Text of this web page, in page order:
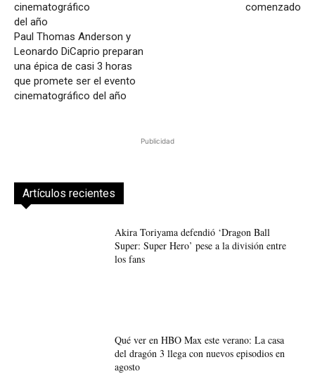
Paul Thomas Anderson y
Leonardo DiCaprio preparan
una épica de casi 3 horas
que promete ser el evento
cinematográfico del año
comenzado
Publicidad
Artículos recientes
Akira Toriyama defendió ‘Dragon Ball
Super: Super Hero’ pese a la división entre
los fans
Qué ver en HBO Max este verano: La casa
del dragón 3 llega con nuevos episodios en
agosto